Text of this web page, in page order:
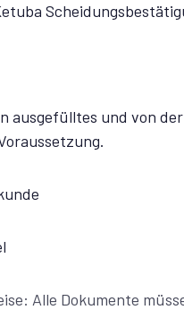
ausgefülltes und von
Alle Dokumente